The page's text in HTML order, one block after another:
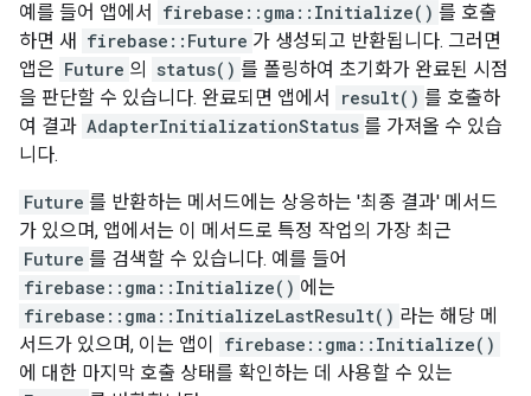
예를 들어 앱에서 firebase::gma::Initialize() 를 호출
하면 새
firebase::Future 가 생성되고 반환됩니다. 그러면
앱은 Future 의 status() 를 폴링하여 초기화가 완료된 시점
을 판단할 수 있습니다. 완료되면 앱에서
result() 를 호출하
여 결과 AdapterInitializationStatus 를 가져올 수 있습
니다.
Future 를 반환하는 메서드에는 상응하는 '최종 결과' 메서드
가 있으며, 앱에서는 이 메서드로 특정 작업의 가장 최근
Future 를 검색할 수 있습니다. 예를 들어
firebase::gma::Initialize() 에는
firebase::gma::InitializeLastResult() 라는 해당 메
서드가 있으며, 이는 앱이
firebase::gma::Initialize()
에 대한 마지막 호출 상태를 확인하는 데 사용할 수 있는